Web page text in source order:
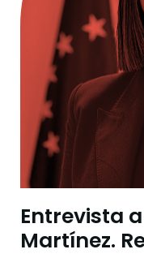
Entrevista
Martínez.